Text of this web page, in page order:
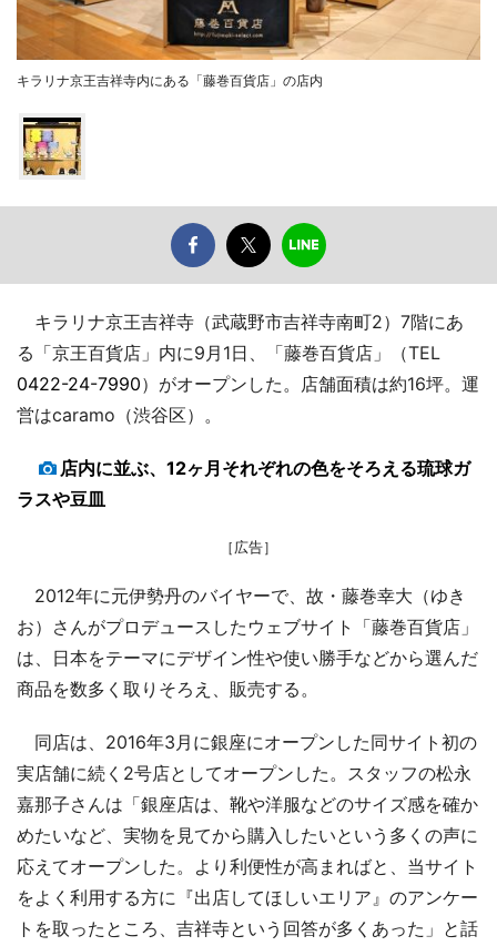
キラリナ京王吉祥寺内にある「藤巻百貨店」の店内
キラリナ京王吉祥寺（武蔵野市吉祥寺南町2）7階にあ
る「京王百貨店」内に9月1日、「藤巻百貨店」（TEL
0422-24-7990）がオープンした。店舗面積は約16坪。運
営はcaramo（渋谷区）。
店内に並ぶ、12ヶ月それぞれの色をそろえる琉球ガ
ラスや豆皿
［広告］
2012年に元伊勢丹のバイヤーで、故・藤巻幸大（ゆき
お）さんがプロデュースしたウェブサイト「藤巻百貨店」
は、日本をテーマにデザイン性や使い勝手などから選んだ
商品を数多く取りそろえ、販売する。
同店は、2016年3月に銀座にオープンした同サイト初の
実店舗に続く2号店としてオープンした。スタッフの松永
嘉那子さんは「銀座店は、靴や洋服などのサイズ感を確か
めたいなど、実物を見てから購入したいという多くの声に
応えてオープンした。より利便性が高まればと、当サイト
をよく利用する方に『出店してほしいエリア』のアンケー
トを取ったところ、吉祥寺という回答が多くあった」と話